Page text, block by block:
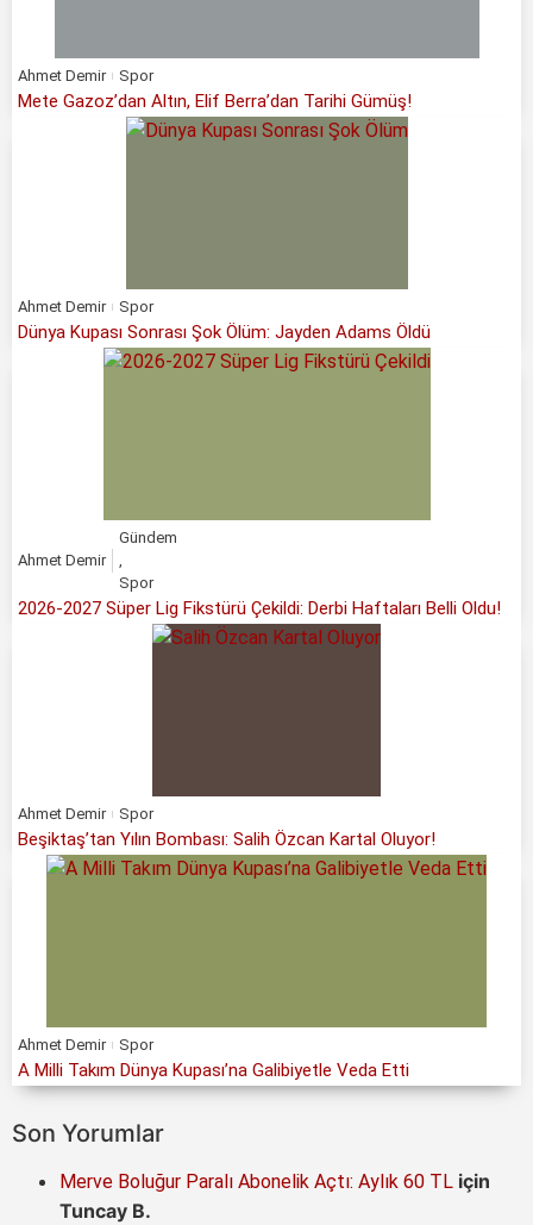
Ahmet Demir Spor
Mete Gazoz’dan Altın, Elif Berra’dan Tarihi Gümüş!
Ahmet Demir Spor
Dünya Kupası Sonrası Şok Ölüm: Jayden Adams Öldü
Ahmet Demir
Gündem
,
Spor
2026-2027 Süper Lig Fikstürü Çekildi: Derbi Haftaları Belli Oldu!
Ahmet Demir Spor
Beşiktaş’tan Yılın Bombası: Salih Özcan Kartal Oluyor!
Ahmet Demir Spor
A Milli Takım Dünya Kupası’na Galibiyetle Veda Etti
Son Yorumlar
Merve Boluğur Paralı Abonelik Açtı: Aylık 60 TL için
Tuncay B.